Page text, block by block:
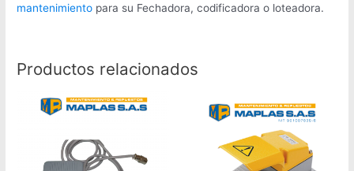
mantenimiento para su Fechadora, codificadora o loteadora.
Productos relacionados